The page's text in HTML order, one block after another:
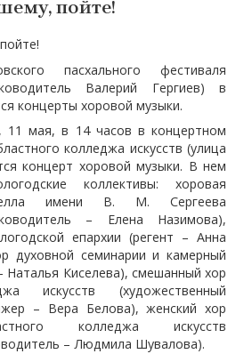
пойте!
пасхального фестиваля
Валерий Гергиев) в
концерты хоровой музыки.
11 мая, в 14 часов в концертном
колледжа искусств (улица
концерт хоровой музыки. В нем
коллективы: хоровая
имени В. М. Сергеева
– Елена Назимова),
епархии (регент – Анна
духовной семинарии и камерный
Наталья Киселева), смешанный хор
искусств (художественный
– Вера Белова), женский хор
колледжа искусств
– Людмила Шувалова).